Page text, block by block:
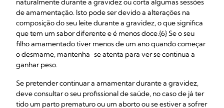
naturalmente durante a gravidez ou corta algumas sessões
de amamentação. Isto pode ser devido a alterações na
composição do seu leite durante a gravidez, o que significa
que tem um sabor diferente e é menos doce.{6} Se o seu
filho amamentado tiver menos de um ano quando começar
o desmame, mantenha-se atenta para ver se continua a
ganhar peso.
Se pretender continuar a amamentar durante a gravidez,
deve consultar o seu profissional de saúde, no caso de já ter
tido um parto prematuro ou um aborto ou se estiver a sofrer